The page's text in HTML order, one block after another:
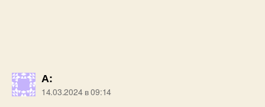
представленном видео